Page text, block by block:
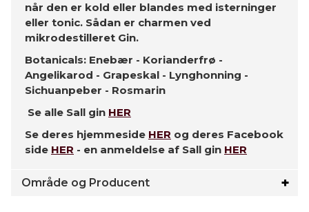
når den er kold eller blandes med isterninger
eller tonic. Sådan er charmen ved
mikrodestilleret Gin.
Botanicals: Enebær - Korianderfrø -
Angelikarod - Grapeskal - Lynghonning -
Sichuanpeber - Rosmarin
Se alle Sall gin HER
Se deres hjemmeside HER og deres Facebook
side HER - en anmeldelse af Sall gin HER
Område og Producent